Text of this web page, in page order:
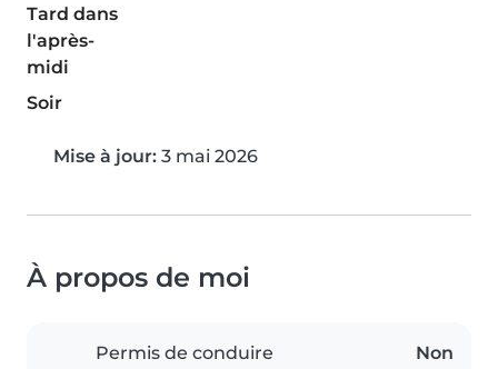
Tard dans
l'après-
midi
Soir
Mise à jour: 3 mai 2026
À propos de moi
Permis de conduire Non